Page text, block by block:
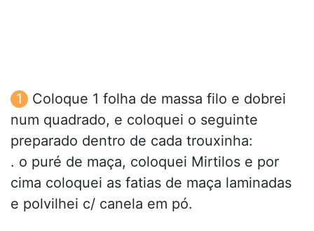
Coloque 1 folha de massa filo e dobrei
num quadrado, e coloquei o seguinte
preparado dentro de cada trouxinha:
. o puré de maça, coloquei Mirtilos e por
cima coloquei as fatias de maça laminadas
e polvilhei c/ canela em pó.